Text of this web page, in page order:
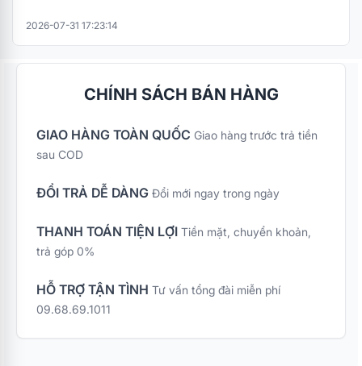
2026-07-31 17:23:14
CHÍNH SÁCH BÁN HÀNG
GIAO HÀNG TOÀN QUỐC Giao hàng trước trả tiền
sau COD
ĐỔI TRẢ DỄ DÀNG Đổi mới ngay trong ngày
THANH TOÁN TIỆN LỢI Tiền mặt, chuyển khoản,
trả góp 0%
HỖ TRỢ TẬN TÌNH Tư vấn tổng đài miễn phí
09.68.69.1011